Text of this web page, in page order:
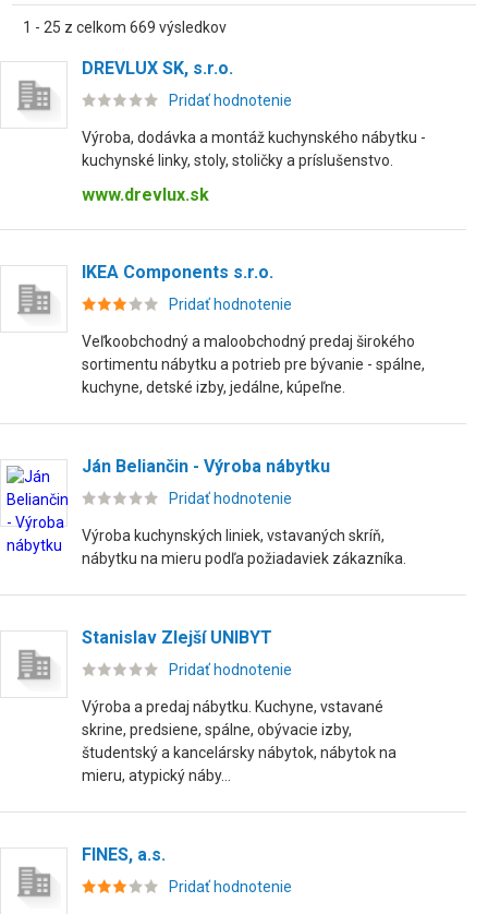
1 - 25 z celkom 669 výsledkov
DREVLUX SK, s.r.o.
Pridať hodnotenie
Výroba, dodávka a montáž kuchynského nábytku -
kuchynské linky, stoly, stoličky a príslušenstvo.
www.drevlux.sk
IKEA Components s.r.o.
Pridať hodnotenie
Veľkoobchodný a maloobchodný predaj širokého
sortimentu nábytku a potrieb pre bývanie - spálne,
kuchyne, detské izby, jedálne, kúpeľne.
Ján Beliančin - Výroba nábytku
Pridať hodnotenie
Výroba kuchynských liniek, vstavaných skríň,
nábytku na mieru podľa požiadaviek zákazníka.
Stanislav Zlejší UNIBYT
Pridať hodnotenie
Výroba a predaj nábytku. Kuchyne, vstavané
skrine, predsiene, spálne, obývacie izby,
študentský a kancelársky nábytok, nábytok na
mieru, atypický náby...
FINES, a.s.
Pridať hodnotenie